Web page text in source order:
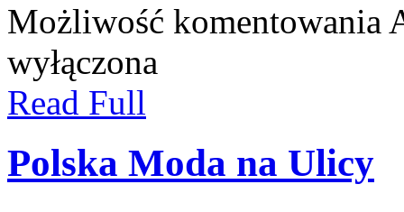
Możliwość komentowania
wyłączona
Read Full
Polska Moda na Ulicy